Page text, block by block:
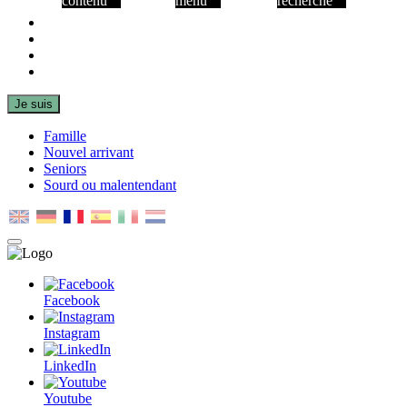
Je suis
Famille
Nouvel arrivant
Seniors
Sourd ou malentendant
MENU
PRINCIPAL
Facebook
Instagram
LinkedIn
Youtube